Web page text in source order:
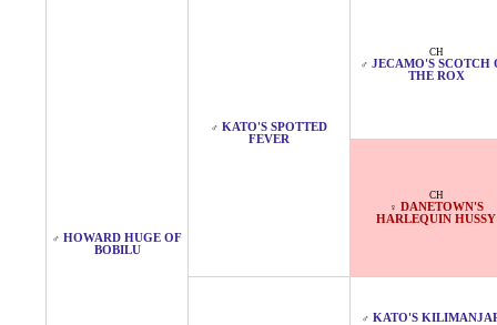
♂ HOWARD HUGE OF
BOBILU
♂ KATO'S SPOTTED
FEVER
CH
♂ JECAMO'S SCOTCH
THE ROX
CH
♀ DANETOWN'S
HARLEQUIN HUSSY
♂ KATO'S